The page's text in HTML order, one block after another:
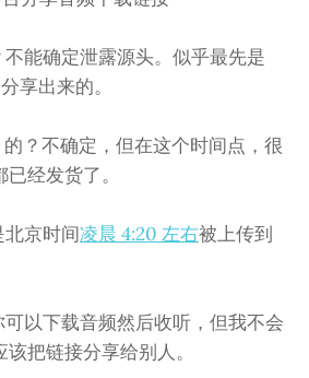
能确定泄露源头。似乎最先是
分享出来的。
？不确定，但在这个时间点，很
经发货了。
京时间凌晨 4:20 左右被上传到
以下载音频然后收听，但我不会
把链接分享给别人。